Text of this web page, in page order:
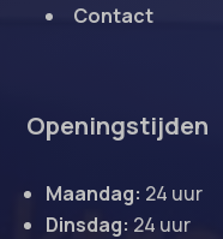
Contact
Openingstijden
Maandag: 24 uur
Dinsdag: 24 uur